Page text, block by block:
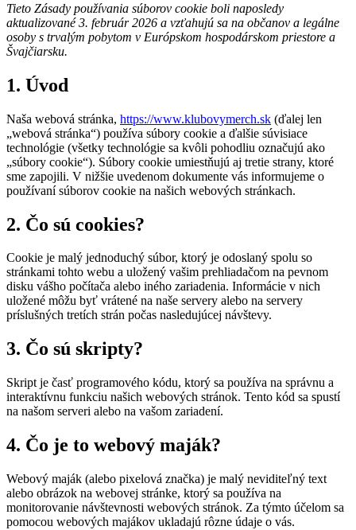
Tieto Zásady používania súborov cookie boli naposledy
aktualizované 3. február 2026 a vzťahujú sa na občanov a legálne
osoby s trvalým pobytom v Európskom hospodárskom priestore a
Švajčiarsku.
1. Úvod
Naša webová stránka, https://www.klubovymerch.sk (ďalej len
„webová stránka“) používa súbory cookie a ďalšie súvisiace
technológie (všetky technológie sa kvôli pohodliu označujú ako
„súbory cookie“). Súbory cookie umiestňujú aj tretie strany, ktoré
sme zapojili. V nižšie uvedenom dokumente vás informujeme o
používaní súborov cookie na našich webových stránkach.
2. Čo sú cookies?
Cookie je malý jednoduchý súbor, ktorý je odoslaný spolu so
stránkami tohto webu a uložený vašim prehliadačom na pevnom
disku vášho počítača alebo iného zariadenia. Informácie v nich
uložené môžu byť vrátené na naše servery alebo na servery
príslušných tretích strán počas nasledujúcej návštevy.
3. Čo sú skripty?
Skript je časť programového kódu, ktorý sa používa na správnu a
interaktívnu funkciu našich webových stránok. Tento kód sa spustí
na našom serveri alebo na vašom zariadení.
4. Čo je to webový maják?
Webový maják (alebo pixelová značka) je malý neviditeľný text
alebo obrázok na webovej stránke, ktorý sa používa na
monitorovanie návštevnosti webových stránok. Za týmto účelom sa
pomocou webových majákov ukladajú rôzne údaje o vás.